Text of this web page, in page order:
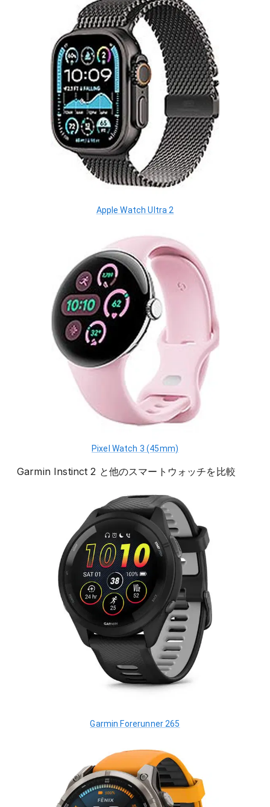
Apple Watch Ultra 2
Pixel Watch 3 (45mm)
Garmin Instinct 2 と他のスマートウォッチを比較
Garmin Forerunner 265